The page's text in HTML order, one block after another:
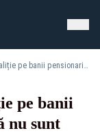
Buget 2026. Război în coaliție pe banii pensionarilor: PNL spune că nu sunt fonduri, PSD insistă
pe banii
nu sunt